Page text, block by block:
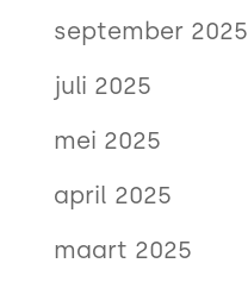
september 2025
juli 2025
mei 2025
april 2025
maart 2025